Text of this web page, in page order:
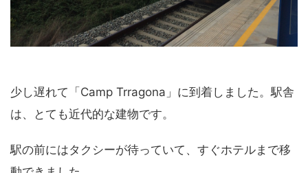
少し遅れて「Camp Trragona」に到着しました。駅舎
は、とても近代的な建物です。
駅の前にはタクシーが待っていて、すぐホテルまで移